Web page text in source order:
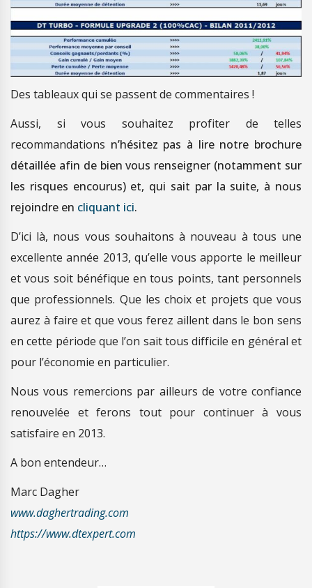
Des tableaux qui se passent de commentaires !
Aussi, si vous souhaitez profiter de telles
recommandations n’hésitez pas à lire notre brochure
détaillée afin de bien vous renseigner (notamment sur
les risques encourus) et, qui sait par la suite, à nous
rejoindre en cliquant ici.
D’ici là, nous vous souhaitons à nouveau à tous une
excellente année 2013, qu’elle vous apporte le meilleur
et vous soit bénéfique en tous points, tant personnels
que professionnels. Que les choix et projets que vous
aurez à faire et que vous ferez aillent dans le bon sens
en cette période que l’on sait tous difficile en général et
pour l’économie en particulier.
Nous vous remercions par ailleurs de votre confiance
renouvelée et ferons tout pour continuer à vous
satisfaire en 2013.
A bon entendeur…
Marc Dagher
www.daghertrading.com
https://www.dtexpert.com